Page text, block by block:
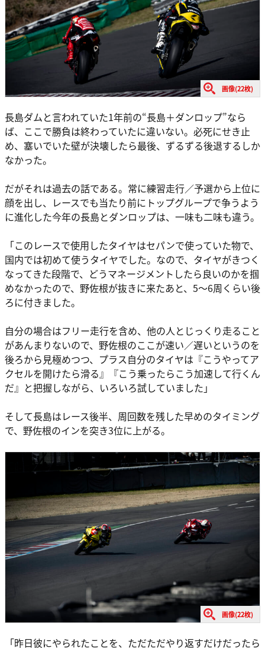
画像(22枚)
長島ダムと言われていた1年前の“長島＋ダンロップ”なら
ば、ここで勝負は終わっていたに違いない。必死にせき止
め、塞いでいた壁が決壊したら最後、ずるずる後退するしか
なかった。
だがそれは過去の話である。常に練習走行／予選から上位に
顔を出し、レースでも当たり前にトップグループで争うよう
に進化した今年の長島とダンロップは、一味も二味も違う。
「このレースで使用したタイヤはセパンで使っていた物で、
国内では初めて使うタイヤでした。なので、タイヤがきつく
なってきた段階で、どうマネージメントしたら良いのかを掴
めなかったので、野佐根が抜きに来たあと、5～6周くらい後
ろに付きました。
自分の場合はフリー走行を含め、他の人とじっくり走ること
があんまりないので、野佐根のここが速い／遅いというのを
後ろから見極めつつ、プラス自分のタイヤは『こうやってア
クセルを開けたら滑る』『こう乗ったらこう加速して行くん
だ』と把握しながら、いろいろ試していました」
そして長島はレース後半、周回数を残した早めのタイミング
で、野佐根のインを突き3位に上がる。
画像(22枚)
「昨日彼にやられたことを、ただただやり返すだけだったら